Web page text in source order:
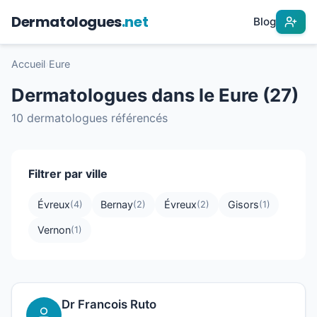
Dermatologues.net Blog
Accueil Eure
Dermatologues dans le Eure (27)
10 dermatologues référencés
Filtrer par ville
Évreux(4) Bernay(2) Évreux(2) Gisors(1)
Vernon(1)
Dr Francois Ruto